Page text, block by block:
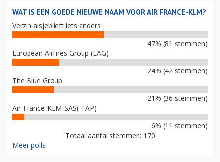
WAT IS EEN GOEDE NIEUWE NAAM VOOR AIR FRANCE-KLM?
Verzin alsjeblieft iets anders
47% (81 stemmen)
European Airlines Group (EAG)
24% (42 stemmen)
The Blue Group
21% (36 stemmen)
Air-France-KLM-SAS(-TAP)
6% (11 stemmen)
Totaal aantal stemmen: 170
Meer polls